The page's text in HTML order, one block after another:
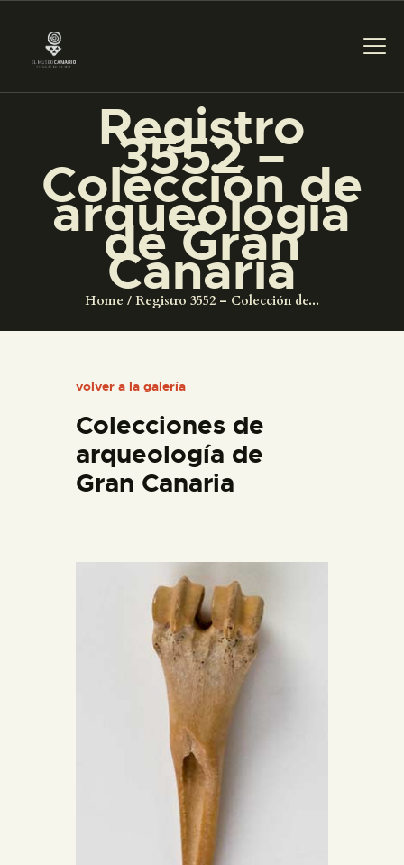
Registro
3552 –
Colección de
arqueología
de Gran
Canaria
Home Registro 3552 – Colección de...
PREPARAR LA VISITA
ACTIVIDADES
EL MUSEO
DIDÁCTICA
ESPAÑOL
ACTIVIDADES
EL MUSEO
COLECCIONES
DIDÁCTICA
ESPAÑOL
volver a la galería
Colecciones de
arqueología de
Gran Canaria